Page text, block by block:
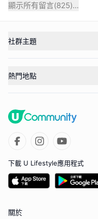
顯示所有留言(825)...
社群主題
熱門地點
下載 U Lifestyle應用程式
關於